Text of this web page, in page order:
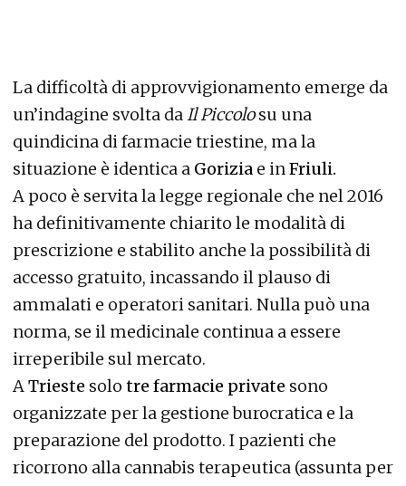
La difficoltà di approvvigionamento emerge da
un’indagine svolta da Il Piccolosu una
quindicina di farmacie triestine, ma la
situazione è identica a Gorizia e in Friuli.
A poco è servita la legge regionale che nel 2016
ha definitivamente chiarito le modalità di
prescrizione e stabilito anche la possibilità di
accesso gratuito, incassando il plauso di
ammalati e operatori sanitari. Nulla può una
norma, se il medicinale continua a essere
irreperibile sul mercato.
A Trieste solo tre farmacie private sono
organizzate per la gestione burocratica e la
preparazione del prodotto. I pazienti che
ricorrono alla cannabis terapeutica (assunta per